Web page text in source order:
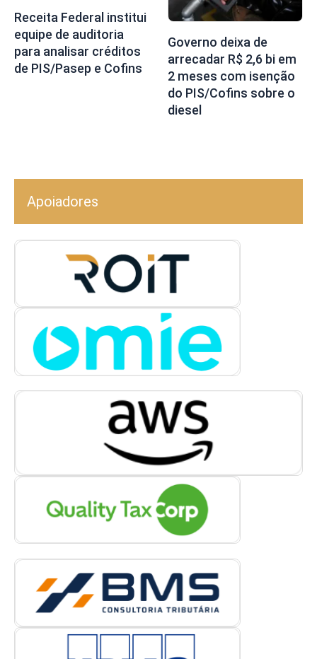
Receita Federal institui
equipe de auditoria
para analisar créditos
de PIS/Pasep e Cofins
Governo deixa de
arrecadar R$ 2,6 bi em
2 meses com isenção
do PIS/Cofins sobre o
diesel
Apoiadores